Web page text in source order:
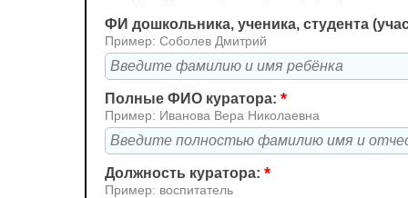
ФИ дошкольника, ученика, студента
Пример: Соболев Дмитрий
Полные ФИО куратора: *
Пример: Иванова Вера Николаевна
Должность куратора: *
Пример: воспитатель